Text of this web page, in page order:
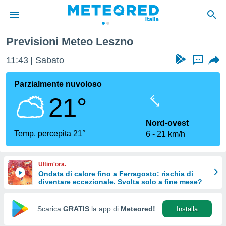
di
per
le
di
Web
Previsioni Meteo Leszno
11:43 Sabato ...
Parzialmente nuvoloso
21°
Temp. percepita 21°
Nord-ovest
6
21 km/h
Ultim'ora.
Ondata di calore fino a Ferragosto: rischia di
diventare eccezionale. Svolta solo a fine mese?
Scarica GRATIS la app di Meteored! Installa